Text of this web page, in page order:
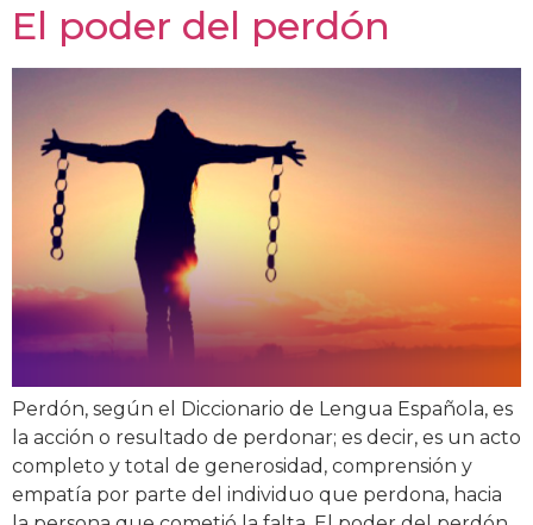
El poder del perdón
Perdón, según el Diccionario de Lengua Española, es
la acción o resultado de perdonar; es decir, es un acto
completo y total de generosidad, comprensión y
empatía por parte del individuo que perdona, hacia